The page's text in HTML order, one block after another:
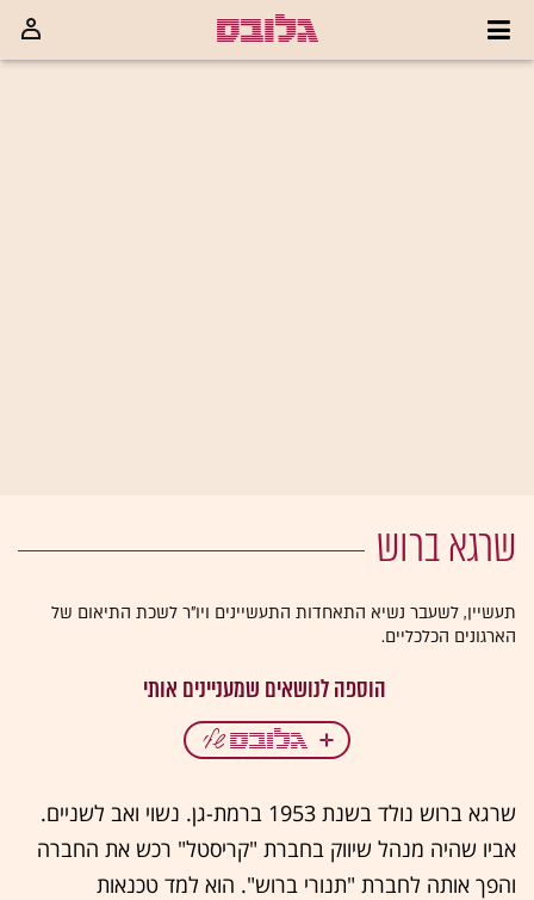
שרגא ברוש
תעשיין, לשעבר נשיא התאחדות התעשיינים ויו"ר לשכת התיאום של
הארגונים הכלכליים.
שרגא ברוש נולד בשנת 1953 ברמת-גן. נשוי ואב לשניים.
אביו שהיה מנהל שיווק בחברת "קריסטל" רכש את החברה
והפך אותה לחברת "תנורי ברוש". הוא למד טכנאות